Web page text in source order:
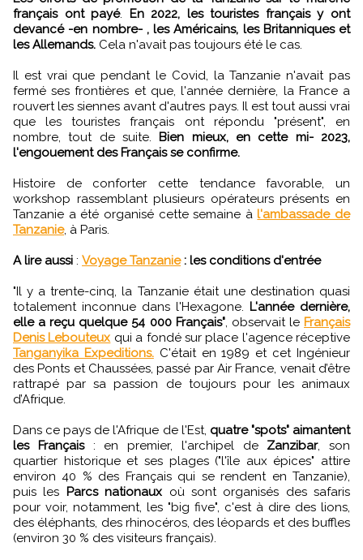
français ont payé. En 2022, les touristes français y ont
devancé -en nombre- , les Américains, les Britanniques et
les Allemands. Cela n'avait pas toujours été le cas.
Il est vrai que pendant le Covid, la Tanzanie n'avait pas
fermé ses frontières et que, l'année dernière, la France a
rouvert les siennes avant d'autres pays. Il est tout aussi vrai
que les touristes français ont répondu "présent", en
nombre, tout de suite. Bien mieux, en cette mi- 2023,
l'engouement des Français se confirme.
Histoire de conforter cette tendance favorable, un
workshop rassemblant plusieurs opérateurs présents en
Tanzanie a été organisé cette semaine à l'ambassade de
Tanzanie, à Paris.
A lire aussi : Voyage Tanzanie : les conditions d'entrée
"Il y a trente-cinq, la Tanzanie était une destination quasi
totalement inconnue dans l'Hexagone. L'année dernière,
elle a reçu quelque 54 000 Français", observait le Français
Denis Lebouteux qui a fondé sur place l'agence réceptive
Tanganyika Expeditions.C'était en 1989 et cet Ingénieur
des Ponts et Chaussées, passé par Air France, venait d’être
rattrapé par sa passion de toujours pour les animaux
d’Afrique.
Dans ce pays de l'Afrique de l'Est, quatre "spots" aimantent
les Français: en premier, l'archipel de Zanzibar, son
quartier historique et ses plages ("l'île aux épices" attire
environ 40 % des Français qui se rendent en Tanzanie),
puis les Parcs nationaux où sont organisés des safaris
pour voir, notamment, les "big five", c'est à dire des lions,
des éléphants, des rhinocéros, des léopards et des buffles
(environ 30 % des visiteurs français).